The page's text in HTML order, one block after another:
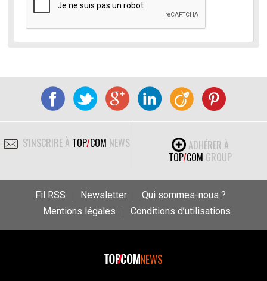
S'INSCRIRE À TOP/COM NEWS
ADHÉRER À
TOP/COM GROUP
Fil RSS Newsletter
Qui sommes-nous ?
Mentions légales
Conditions d’utilisations
NEWS